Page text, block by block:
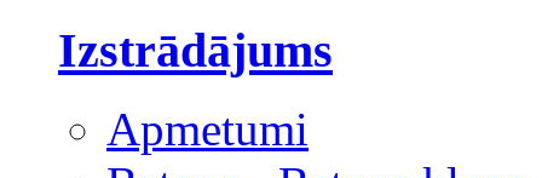
Izstrādājums
Apmetumi